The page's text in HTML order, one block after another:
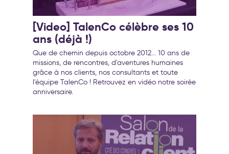
[Video] TalenCo célèbre ses 10
ans (déjà !)
Que de chemin depuis octobre 2012... 10 ans de
missions, de rencontres, d'aventures humaines
grâce à nos clients, nos consultants et toute
l'équipe TalenCo ! Retrouvez en vidéo notre soirée
anniversaire.